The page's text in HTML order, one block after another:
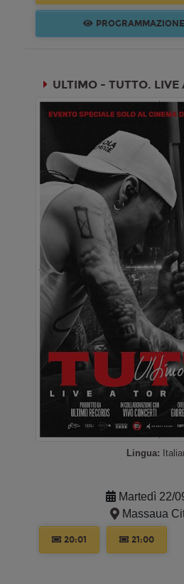
Martedì 11/
Massaua
ULTIMO - TUTTO. LIVE
Lingua:
Martedì 22/
Massaua
20:01 21:00